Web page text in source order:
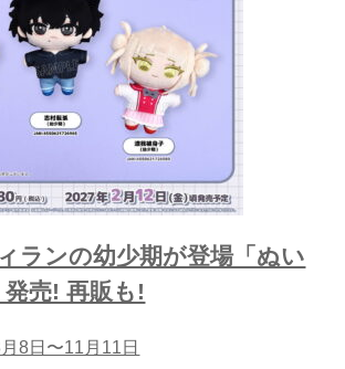
ランの幼少期が登場「ぬい
売! 再販も!
8日〜11月11日